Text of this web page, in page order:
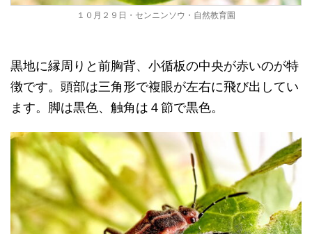
１０月２９日・センニンソウ・自然教育園
黒地に縁周りと前胸背、小循板の中央が赤いのが特
徴です。頭部は三角形で複眼が左右に飛び出してい
ます。脚は黒色、触角は４節で黒色。